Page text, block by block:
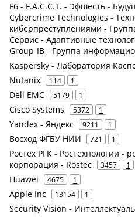
F6 - F.A.С.С.T. - Эфшесть -
Cybercrime Technologies -
киберпреступлениями -
Сервис - Адаптивные
Group-IB - Группа
Kaspersky - Лаборатория
Nutanix 114 1
Dell EMC 5179 1
Cisco Systems 5372 1
Yandex - Яндекс 9211 1
Восход ФГБУ НИИ 721 1
Ростех РГК - Ростехнологии -
корпорация - Rostec
3457 1
Huawei 4675 1
Apple Inc 13154 1
Security Vision -